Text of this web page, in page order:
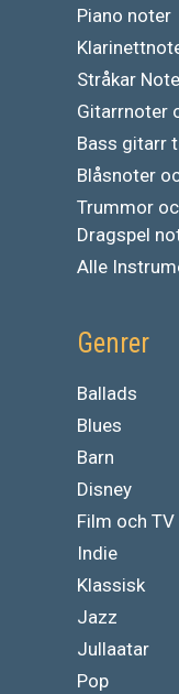
Piano noter
Stråkar
Gitarrnoter
Bass gitarr
Blåsnoter
Trummor
Dragspel
Alle
Genrer
Ballads
Blues
Barn
Disney
Film och TV
Indie
Klassisk
Jazz
Jullaatar
Pop